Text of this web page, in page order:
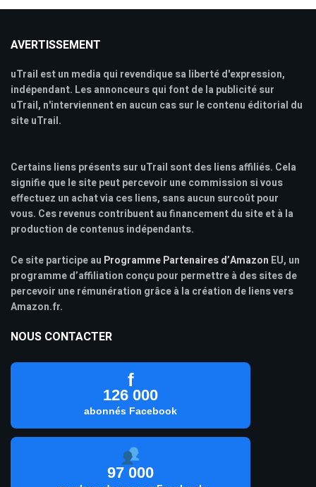
AVERTISSEMENT
uTrail est un media qui revendique sa liberté d'expression,
indépendant. Les annonceurs qui font de la publicité sur
uTrail, n'interviennent en aucun cas sur le contenu éditorial du
site uTrail.
Certains liens présents sur uTrail sont des liens affiliés. Cela
signifie que le site peut percevoir une commission si vous
effectuez un achat via ces liens, sans aucun surcoût pour
vous. Ces revenus contribuent au financement du site et à la
production de contenus indépendants.
Ce site participe au Programme Partenaires d’Amazon EU, un
programme d’affiliation conçu pour permettre à des sites de
percevoir une rémunération grâce à la création de liens vers
Amazon.fr.
NOUS CONTACTER
f
126 000
abonnés Facebook
97 000